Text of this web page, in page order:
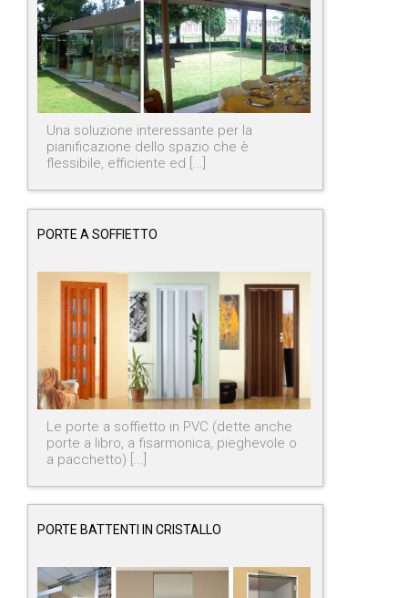
Una soluzione interessante per la
pianificazione dello spazio che è
flessibile, efficiente ed [...]
PORTE A SOFFIETTO
Le porte a soffietto in PVC (dette anche
porte a libro, a fisarmonica, pieghevole o
a pacchetto) [...]
PORTE BATTENTI IN CRISTALLO